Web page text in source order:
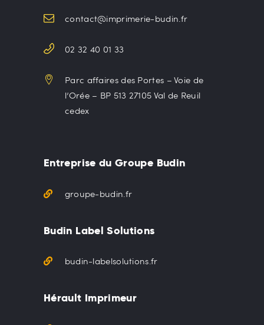
contact@imprimerie-budin.fr
02 32 40 01 33
Parc affaires des Portes – Voie de
l’Orée – BP 513 27105 Val de Reuil
cedex
Entreprise du Groupe Budin
groupe-budin.fr
Budin Label Solutions
budin-labelsolutions.fr
Hérault Imprimeur